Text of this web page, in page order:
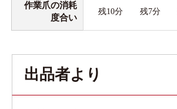
作業爪の消耗
度合い
残10分 残7分
出品者より